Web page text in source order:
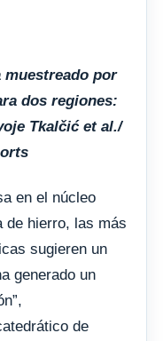
por
dos regiones:
Tkalčić et al./
en el núcleo
de hierro, las más
sugieren un
generado un
de